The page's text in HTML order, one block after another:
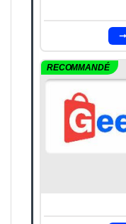
RECOMMANDÉ